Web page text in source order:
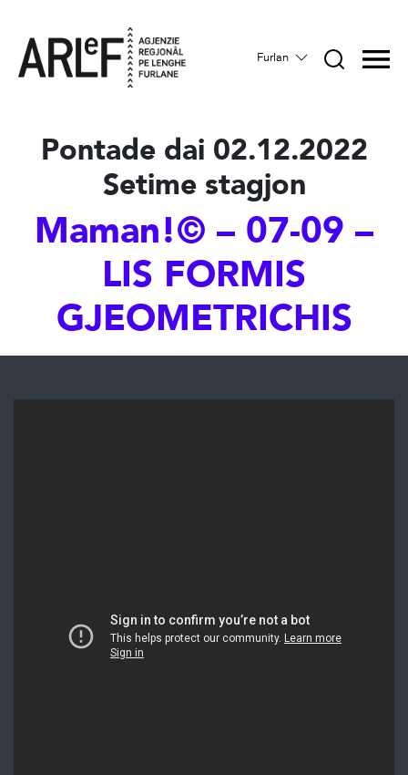
Furlan
Pontade dai 02.12.2022
Setime stagjon
Maman!© – 07-09 –
LIS FORMIS
GJEOMETRICHIS